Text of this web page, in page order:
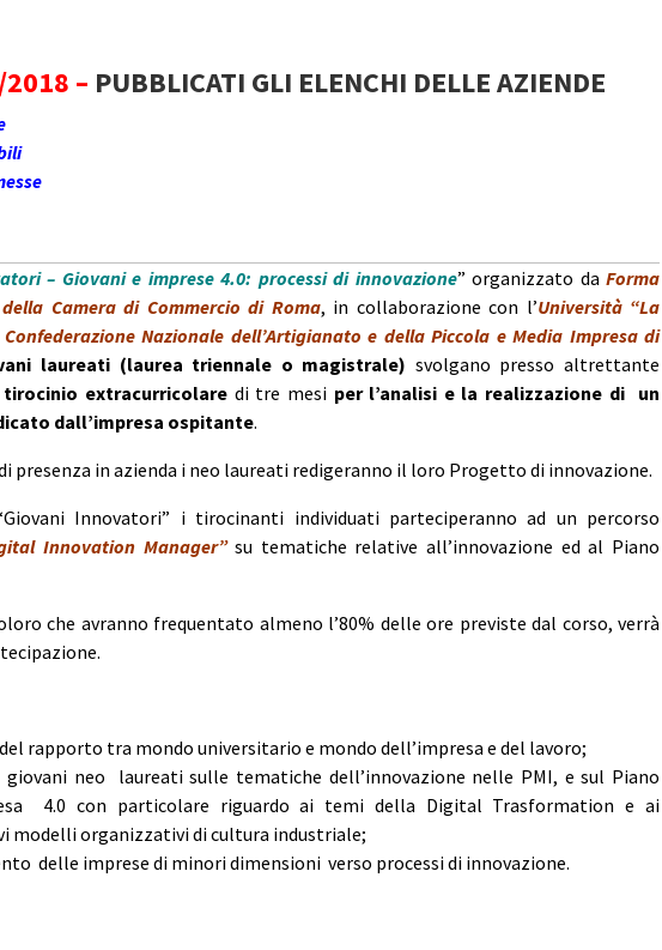
2018 – PUBBLICATI GLI ELENCHI DELLE AZIENDE
– Giovani e imprese 4.0: processi di innovazione” organizzato daForma
Camera di Commercio di Roma, in collaborazione con l’Università “La
Confederazione Nazionale dell’Artigianato e della Piccola e Media Impresa di
laureati (laurea triennale o magistrale) svolgano presso altrettante
tirocinio extracurricolaredi tre mesi per l’analisi e la realizzazione di un
dall’impresa ospitante.
presenza in azienda i neo laureati redigeranno il loro Progetto di innovazione.
Innovatori” i tirocinanti individuati parteciperanno ad un percorso
Innovation Manager”su tematiche relative all’innovazione ed al Piano
che avranno frequentato almeno l’80% delle ore previste dal corso, verrà
rapporto tra mondo universitario e mondo dell’impresa e del lavoro;
neo laureati sulle tematiche dell’innovazione nelle PMI, e sul Piano
4.0 con particolare riguardo ai temi della Digital Trasformation e ai
modelli organizzativi di cultura industriale;
delle imprese di minori dimensioni verso processi di innovazione.